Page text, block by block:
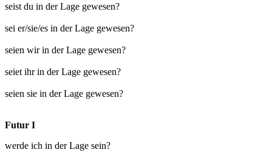
seist du in der Lage gewesen?
sei er/sie/es in der Lage gewesen?
seien wir in der Lage gewesen?
seiet ihr in der Lage gewesen?
seien sie in der Lage gewesen?
Futur I
werde ich in der Lage sein?